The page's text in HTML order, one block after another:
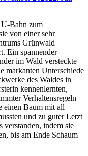
Bahn zum
von einer sehr
Grünwald
Ein spannender
im Wald versteckte
markanten Unterschiede
des Waldes in
kennenlernten,
Verhaltensregeln
einen Baum mit all
und zu guter Letzt
verstanden, indem sie
bis am Ende Schaum